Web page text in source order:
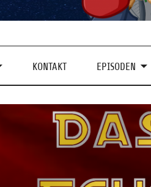
KONTAKT EPISODEN